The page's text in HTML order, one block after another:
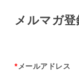
メルマガ登
* メールアドレス